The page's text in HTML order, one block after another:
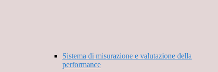
Sistema di misurazione e valutazione della
performance